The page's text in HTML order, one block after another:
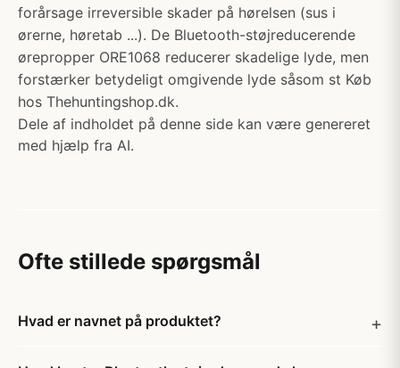
forårsage irreversible skader på hørelsen (sus i
ørerne, høretab ...). De Bluetooth-støjreducerende
ørepropper ORE1068 reducerer skadelige lyde, men
forstærker betydeligt omgivende lyde såsom st Køb
hos Thehuntingshop.dk.
Dele af indholdet på denne side kan være genereret
med hjælp fra AI.
Ofte stillede spørgsmål
Hvad er navnet på produktet?